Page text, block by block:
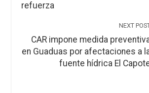
NEXT
CAR impone medida
en Guaduas por afectaciones a
fuente hídrica El